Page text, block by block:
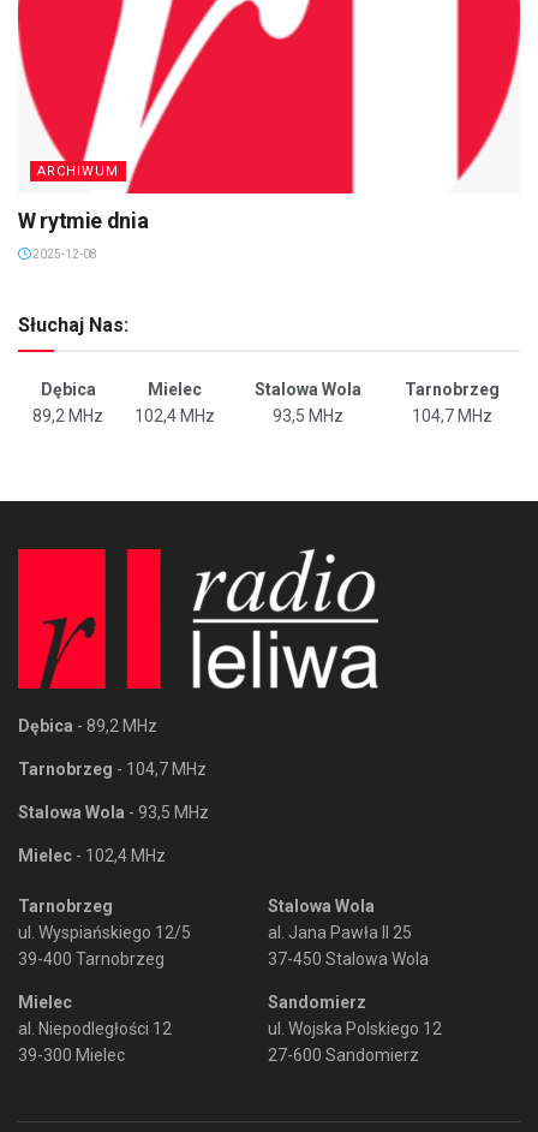
ARCHIWUM
W rytmie dnia
2025-12-08
Słuchaj Nas:
Dębica Mielec Stalowa Wola
Tarnobrzeg
89,2 MHz
102,4 MHz 93,5 MHz 104,7 MHz
Dębica - 89,2 MHz
Tarnobrzeg - 104,7 MHz
Stalowa Wola - 93,5 MHz
Mielec - 102,4 MHz
Tarnobrzeg
ul. Wyspiańskiego 12/5
39-400 Tarnobrzeg
Mielec
al. Niepodległości 12
39-300 Mielec
Stalowa Wola
al. Jana Pawła II 25
37-450 Stalowa Wola
Sandomierz
ul. Wojska Polskiego 12
27-600 Sandomierz